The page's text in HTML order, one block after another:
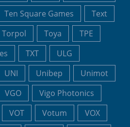
Ten Square Games
Text
Torpol Toya
TPE
TXT
ULG
UNI Unibep
Unimot
VGO
Vigo Photonics
VOT Votum
VOX